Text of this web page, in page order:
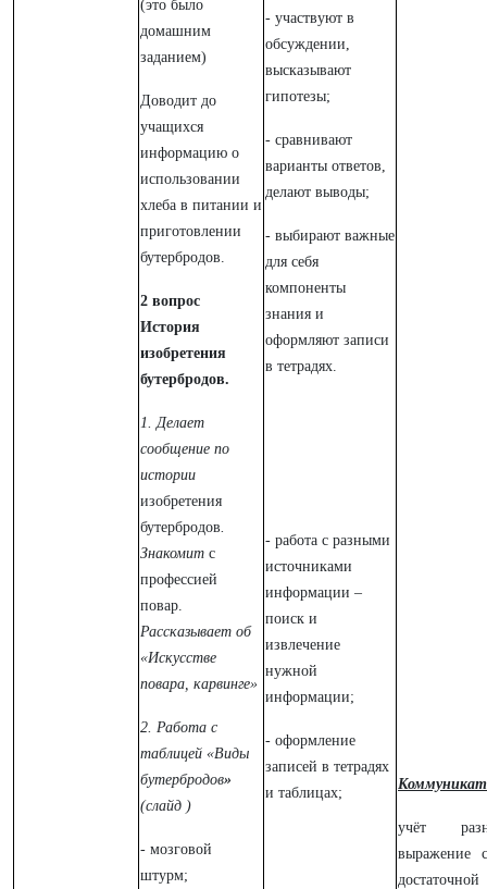
(это было
домашним
заданием)
Доводит до
учащихся
информацию о
использовании
хлеба в питании и
приготовлении
бутербродов.
2 вопрос
История
изобретения
бутербродов.
1. Делает
сообщение по
истории
изобретения
бутербродов.
Знакомит с
профессией
повар.
Рассказывает об
«Искусстве
повара, карвинге»
2. Работа с
таблицей «Виды
бутербродов»
(слайд )
- мозговой
штурм;
- участвуют в
обсуждении,
высказывают
гипотезы;
- сравнивают
варианты ответов,
делают выводы;
- выбирают важные
для себя
компоненты
знания и
оформляют записи
в тетрадях.
- работа с разными
источниками
информации –
поиск и
извлечение
нужной
информации;
- оформление
записей в тетрадях
и таблицах;
учёт
выражение